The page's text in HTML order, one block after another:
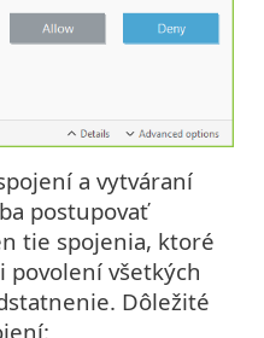
a vytváraní
postupovať
tie spojenia, ktoré
povolení všetkých
Dôležité